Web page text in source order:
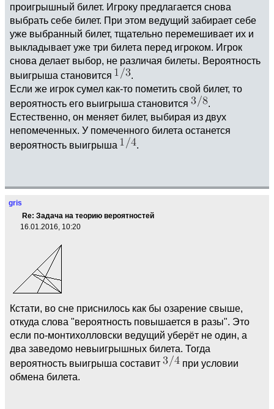
проигрышный билет. Игроку предлагается снова
выбрать себе билет. При этом ведущий забирает себе
уже выбранный билет, тщательно перемешивает их и
выкладывает уже три билета перед игроком. Игрок
снова делает выбор, не различая билеты. Вероятность
выигрыша становится
.
Если же игрок сумел как-то пометить свой билет, то
вероятность его выигрыша становится
.
Естественно, он меняет билет, выбирая из двух
непомеченных. У помеченного билета останется
вероятность выигрыша
.
gris
Re: Задача на теорию вероятностей
16.01.2016, 10:20
Кстати, во сне приснилось как бы озарение свыше,
откуда слова "вероятность повышается в разы". Это
если по-монтихолловски ведущий уберёт не один, а
два заведомо невыигрышных билета. Тогда
вероятность выигрыша составит
при условии
обмена билета.